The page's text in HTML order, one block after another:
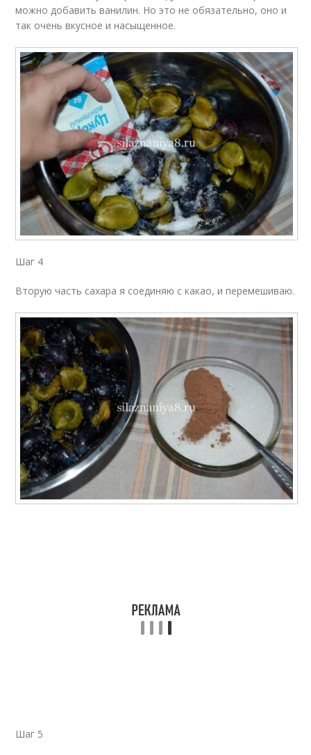
можно добавить ванилин. Но это не обязательно, оно и
так очень вкусное и насыщенное.
Шаг 4
Вторую часть сахара я соединяю с какао, и перемешиваю.
Шаг 5